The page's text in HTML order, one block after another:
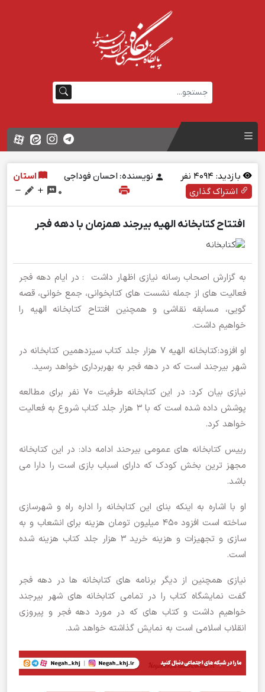
بازدید: نفر نویسنده: احسان فوداجی
استان
اشتراک گذاری
0
افتتاح کتابخانه الهیه بیرجند همزمان با دهه فجر
به گزارش اصحاب رسانه نیازی اظهار داشت : در ایام دهه فجر
فعالیت های از جمله نشست های کتابخوانی، جمع خوانی، قصه
گویی، مسابقه نقاشی و همچنین افتتاح کتابخانه الهیه را
خواهیم داشت.
او افزود:کتابخانه الهیه ۷ هزار جلد کتاب سیزدهمین کتابخانه در
شهر بیرجند است که در دهه فجر به بهربرداری خواهد رسید.
نیازی بیان کرد: در این کتابخانه طرفیت ۷۰ نفر برای مطالعه
پوشش داده شده است که با 3 هزار جلد کتاب شروع به فعالیت
خواهد کرد.
رییس کتابخانه های عمومی بیرحند ادامه داد: در این کتابخانه
مجهز ترین بخش کودک که دارای اسباب بازی است را دارا می
باشد.
او با اشاره به اینکه بنای این کتابخانه را اداره راه و شهرسازی
ساخته است افزود ۴۵۰ میلیون تومان هزینه برای انشعاب و به
سازی و تجهیزات و هزینه خرید ۳ هزار جلد کتاب هزینه شده
است.
نیازی همچنین از دیگر برنامه های کتابخانه ها در دهه فجر
گفت نمایشگاه کتاب را در تمامی کتابخانه های شهر بیرجند
خواهیم داشت و کتاب های که در مورد دهه فجر و پیروزی
انقلاب اسلامی است به نمایش گذاشته خواهد شد.